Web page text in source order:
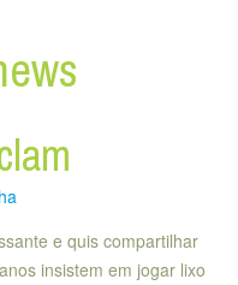
e quis compartilhar
insistem em jogar lixo